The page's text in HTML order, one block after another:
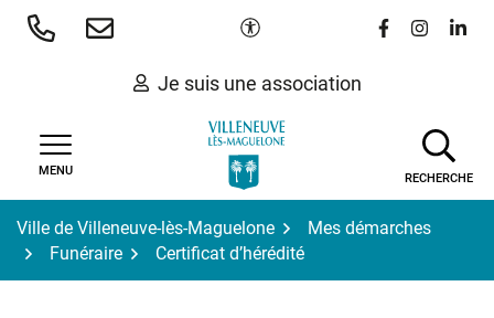
Aller
Paramètres d'accessibilité
Lien vers le
Lien vers
Lien
Je suis une association
MENU
RECHERCHE
Ville de Villeneuve-lès-Maguelone
Mes démarches
Funéraire
Certificat d’hérédité